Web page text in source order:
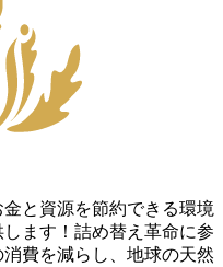
と資源を節約できる環境
ます！詰め替え革命に参
費を減らし、地球の天然